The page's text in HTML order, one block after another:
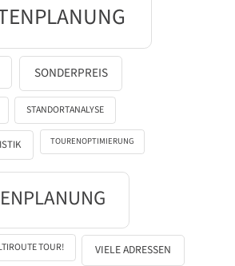
SONDERPREIS
STANDORTANALYSE
TOURENOPTIMIERUNG
TOUR! VIELE ADRESSEN